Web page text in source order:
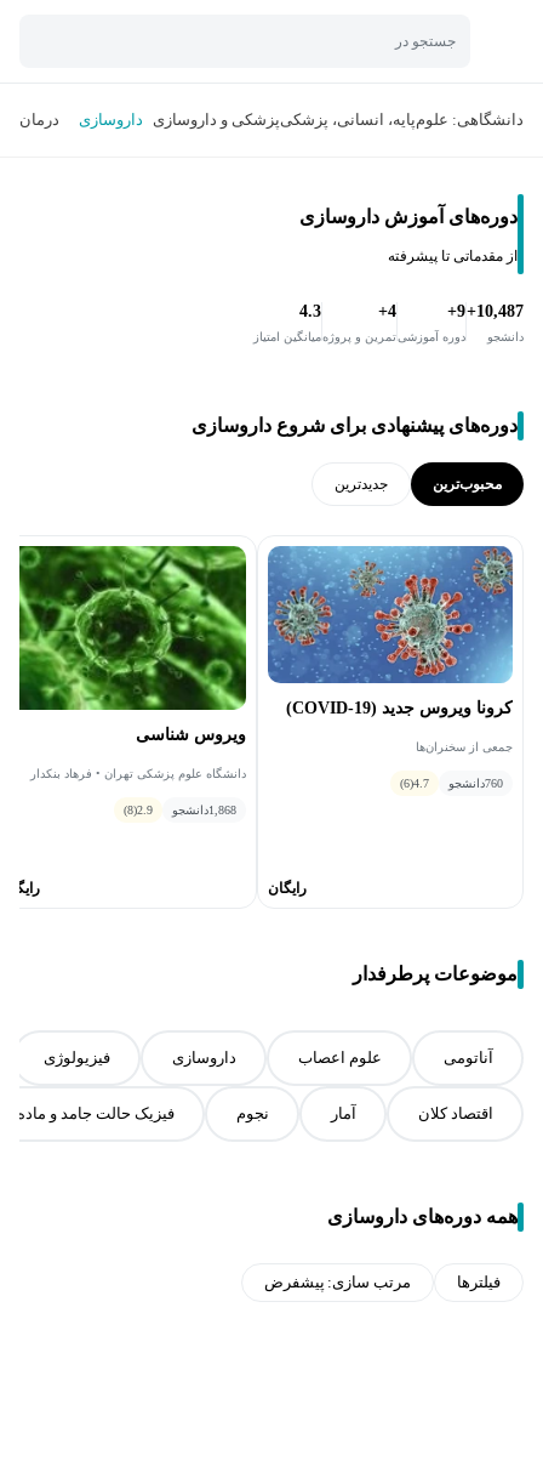
جستجو در
دانشگاهی: علوم‌پایه، انسانی، پزشکیپزشکی و داروسازی داروسازی درمان
دوره‌های آموزش داروسازی
از مقدماتی تا پیشرفته
10,487+
دانشجو
9+
دوره آموزشی
4+
تمرین و پروژه
4.3
میانگین امتیاز
دوره‌های پیشنهادی برای شروع داروسازی
محبوب‌ترین جدید‌ترین
کرونا ویروس جدید (COVID-19)
جمعی از سخنران‌ها
760دانشجو 4.7
(6)
رایگان
ویروس شناسی
دانشگاه علوم پزشکی تهران • فرهاد بنکدار
1,868دانشجو 2.9
(8)
رایگان
موضوعات پرطرفدار
آناتومی علوم اعصاب داروسازی فیزیولوژی
اقتصاد کلان آمار نجوم فیزیک حالت جامد و ماده
همه دوره‌های داروسازی
فیلترها مرتب سازی: پیشفرض